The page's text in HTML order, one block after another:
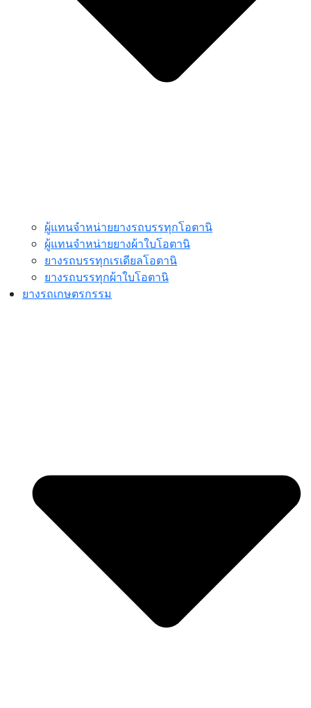
ผู้แทนจำหน่ายยางรถบรรทุกโอตานิ
ผู้แทนจำหน่ายยางผ้าใบโอตานิ
ยางรถบรรทุกเรเดียลโอตานิ
ยางรถบรรทุกผ้าใบโอตานิ
ยางรถเกษตรกรรม